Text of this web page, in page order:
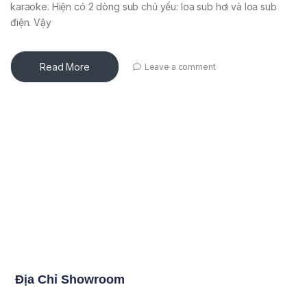
karaoke. Hiện có 2 dòng sub chủ yếu: loa sub hơi và loa sub
điện. Vậy
Read More Leave a comment
Địa Chỉ Showroom